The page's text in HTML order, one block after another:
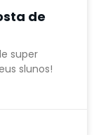
de
super
slunos!